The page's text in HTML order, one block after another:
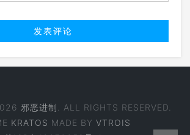
邪恶进制 . ALL RIGHTS RESERVED.
KRATOS MADE BY VTROIS